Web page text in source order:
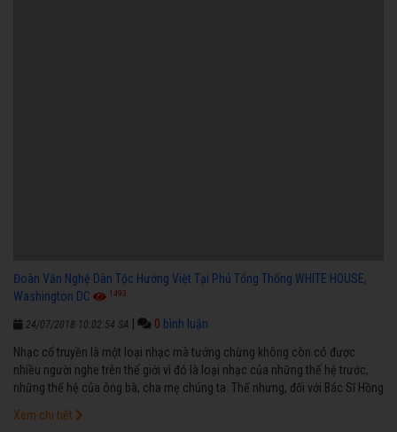
Đoàn Văn Nghệ Dân Tộc Hướng Việt Tại Phủ Tổng Thống WHITE HOUSE,
Washington DC
1493
24/07/2018 10:02:54 SA 0 bình luận
Nhạc cổ truyền là một loại nhạc mà tưởng chừng không còn có được
nhiều người nghe trên thế giới vì đó là loại nhạc của những thế hệ trước,
những thế hệ của ông bà, cha mẹ chúng ta. Thế nhưng, đối với Bác Sĩ Hồng
Washington Seattle, mà bác sĩ Hồng đã mang những âm điệu của nhạc cổ
Xem chi tiết